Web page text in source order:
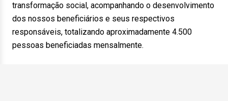
transformação social, acompanhando o desenvolvimento
dos nossos beneficiários e seus respectivos
responsáveis, totalizando aproximadamente 4.500
pessoas beneficiadas mensalmente.